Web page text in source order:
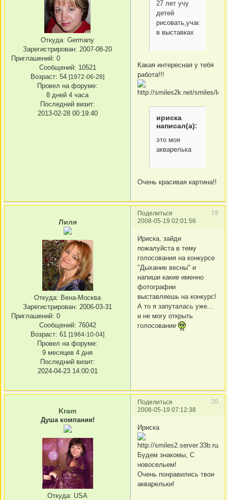
Откуда: Germany
Зарегистрирован: 2007-08-20
Приглашений: 0
Сообщений: 10521
Возраст: 54 [1972-06-28]
Провел на форуме:
8 дней 4 часа
Последний визит:
2013-02-28 00:19:40
27 лет учу
детей
рисовать,участвую
в выставках
Какая интересная у тебя
работа!!!
ириска
написал(а):
это моя
акварелька
Очень красивая картина!!
Поделиться
19
2008-05-19 02:01:56
Лиля
Откуда: Вена-Москва
Зарегистрирован: 2006-03-31
Приглашений: 0
Сообщений: 76042
Возраст: 61 [1964-10-04]
Провел на форуме:
9 месяцев 4 дня
Последний визит:
2024-04-23 14:00:01
Ириска, зайди
пожалуйста в тему
голосования на конкурсе
"Дыхание весны" и
напиши какие именно
фотографии
выставляешь на конкурс!
А то я запуталась уже...
и не могу открыть
голосование
Поделиться
20
2008-05-19 07:12:38
Kram
Душа компании!
Откуда: USA
Ириска
Будем знакомы, С
новосельем!
Очень понравились твои
акварельки!